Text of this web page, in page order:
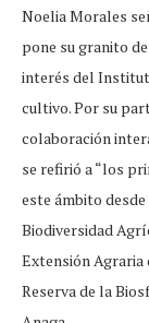
Noelia Morales
pone su granito
interés del
cultivo. Por su
colaboración
se refirió a “los
este ámbito
Biodiversidad
Extensión
Reserva de la